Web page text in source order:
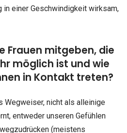
in einer Geschwindigkeit wirksam,
Frauen mitgeben, die
möglich ist und wie
in Kontakt treten?
Wegweiser, nicht als alleinige
entweder unseren Gefühlen
(meistens